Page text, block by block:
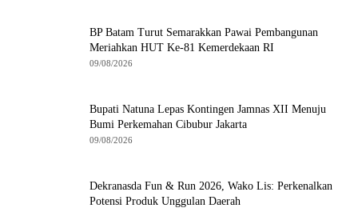
BP Batam Turut Semarakkan Pawai Pembangunan
Meriahkan HUT Ke-81 Kemerdekaan RI
09/08/2026
Bupati Natuna Lepas Kontingen Jamnas XII Menuju
Bumi Perkemahan Cibubur Jakarta
09/08/2026
Dekranasda Fun & Run 2026, Wako Lis: Perkenalkan
Potensi Produk Unggulan Daerah